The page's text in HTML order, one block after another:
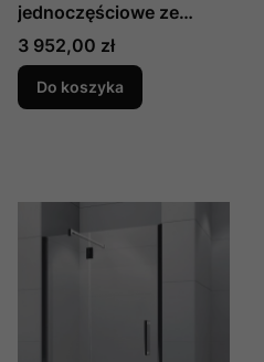
jednoczęściowe ze
ścianką stałą w linii z
lewym profilem
przyściennym Pur
produkcji SanSwiss
Cena
3 952,00 zł
Do koszyka